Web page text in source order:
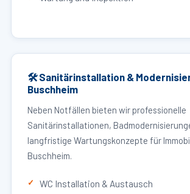
🛠 Sanitärinstallation &
Buschheim
Neben Notfällen bieten wir professionelle
Sanitärinstallationen,
langfristige Wartungskonzepte für
Buschheim.
WC Installation & Austausch